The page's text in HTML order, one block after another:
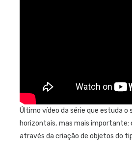
Último vídeo da série que estuda o
horizontais, mas mais importante:
através da criação de objetos do